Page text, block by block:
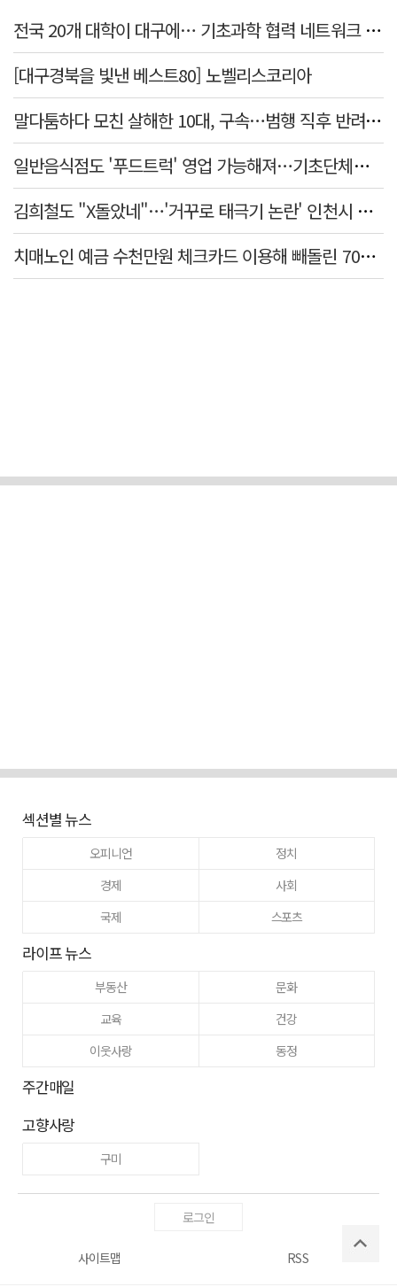
전국 20개 대학이 대구에… 기초과학 협력 네트워크 출범하다
[대구경북을 빛낸 베스트80] 노벨리스코리아
말다툼하다 모친 살해한 10대, 구속…범행 직후 반려견도 죽여
일반음식점도 '푸드트럭' 영업 가능해져…기초단체별 조례 개정 움직임
김희철도 "X돌았네"…'거꾸로 태극기 논란' 인천시 현수막, 이틀 만에 철거
치매노인 예금 수천만원 체크카드 이용해 빼돌린 70대 간병인, 집행유예
섹션별 뉴스
오피니언
정치
경제
사회
국제
스포츠
라이프 뉴스
부동산
문화
교육
건강
이웃사랑
동정
주간매일
고향사랑
구미
로그인
사이트맵 RSS